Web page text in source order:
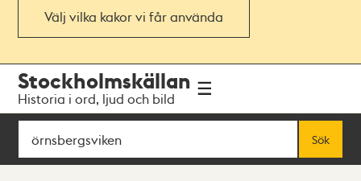
Välj vilka kakor vi får använda
navigationen
huvudinnehållet
Stockholmskällan
Historia i ord, ljud och bild
Sök
Sök